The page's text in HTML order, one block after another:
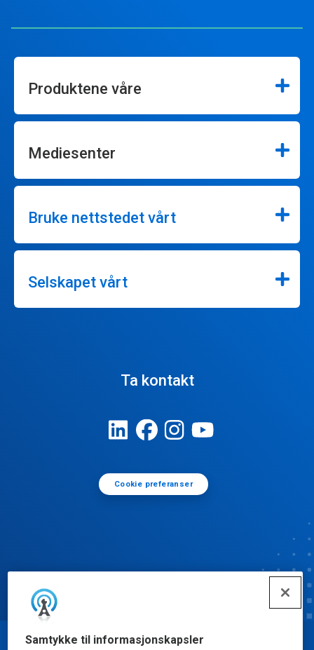
Samtykke til informasjonskapsler
Produktene våre
Mediesenter
Bruke nettstedet vårt
Selskapet vårt
Ta kontakt
Cookie preferanser